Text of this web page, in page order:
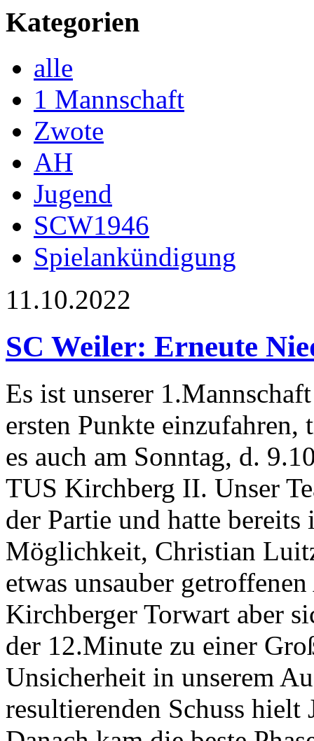
Kategorien
alle
1 Mannschaft
Zwote
AH
Jugend
SCW1946
Spielankündigung
11.10.2022
SC Weiler: Erneute
Es ist unserer
ersten Punkte
es auch am Sonntag, d.
TUS Kirchberg II. Unser
der Partie und hatte
Möglichkeit, Christian
etwas unsauber
Kirchberger Torwart aber
der 12.Minute zu einer
Unsicherheit in unserem
resultierenden Schuss hielt